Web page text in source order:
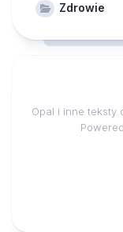
Zdrowie
Opal i inne teksty